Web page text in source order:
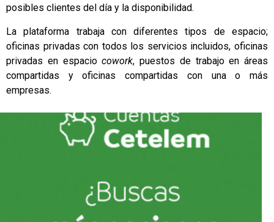
posibles clientes del día y la disponibilidad.
La plataforma trabaja con diferentes tipos de espacio;
oficinas privadas con todos los servicios incluidos, oficinas
privadas en espaciocowork, puestos de trabajo en áreas
compartidas y oficinas compartidas con una o más
empresas.